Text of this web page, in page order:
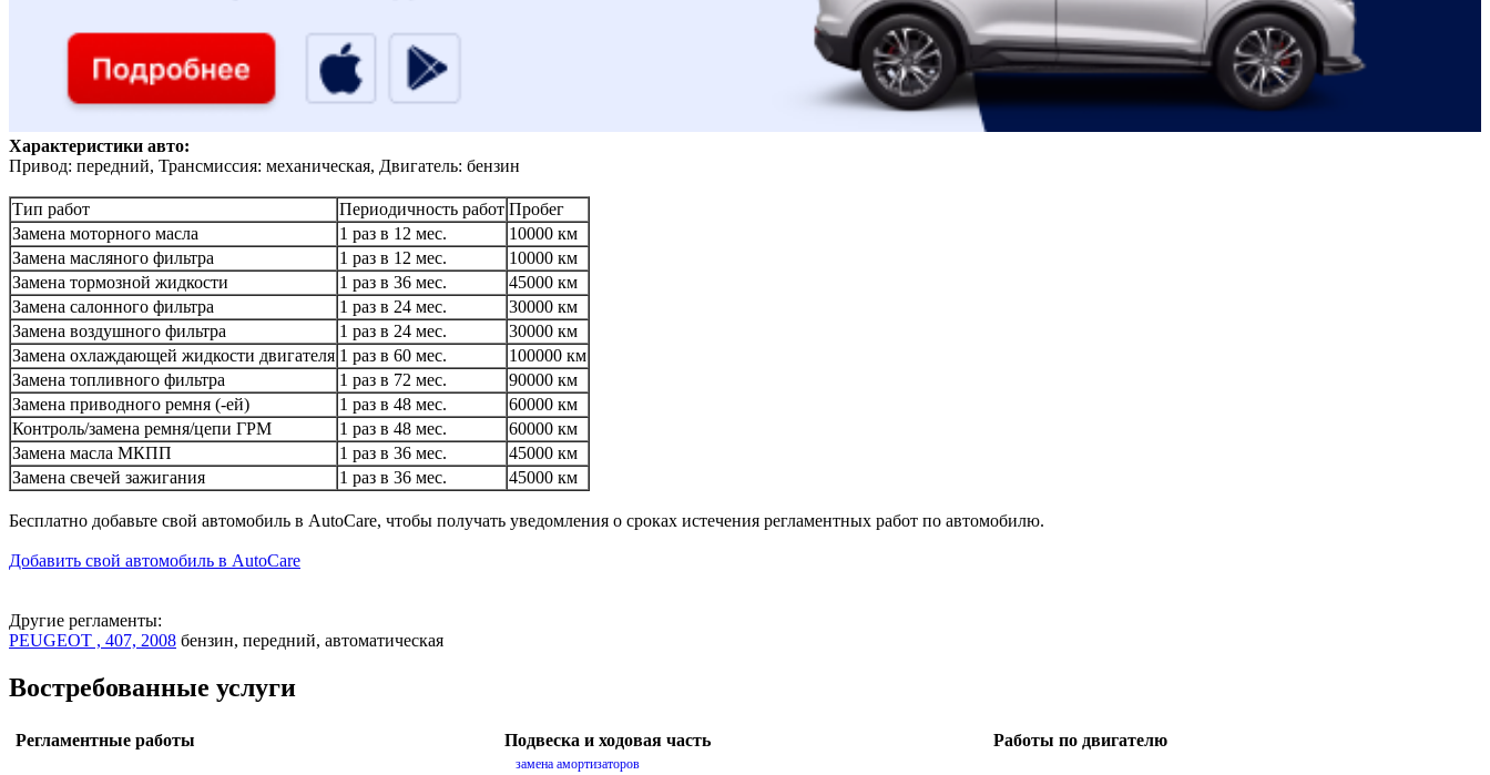
Характеристики авто:
Привод: передний, Трансмиссия: механическая, Двигатель: бензин
Тип работ Периодичность работ Пробег
Замена моторного масла
1 раз в 12 мес.
10000 км
Замена масляного фильтра
1 раз в 12 мес.
10000 км
Замена тормозной жидкости
1 раз в 36 мес.
45000 км
Замена салонного фильтра
1 раз в 24 мес.
30000 км
Замена воздушного фильтра
1 раз в 24 мес.
30000 км
Замена охлаждающей жидкости двигателя 1 раз в 60 мес.
100000 км
Замена топливного фильтра
1 раз в 72 мес.
90000 км
Замена приводного ремня (-ей)
1 раз в 48 мес.
60000 км
Контроль/замена ремня/цепи ГРМ
1 раз в 48 мес.
60000 км
Замена масла МКПП
1 раз в 36 мес.
45000 км
Замена свечей зажигания
1 раз в 36 мес. 45000 км
Бесплатно добавьте свой автомобиль в AutoCare, чтобы получать уведомления о сроках истечения регламентных работ по автомобилю.
Добавить свой автомобиль в AutoCare
Другие регламенты:
PEUGEOT , 407, 2008 бензин, передний, автоматическая
Востребованные услуги
Регламентные работы Подвеска и ходовая часть
замена амортизаторов
Работы по двигателю